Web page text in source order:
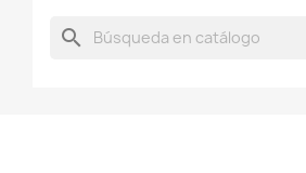
search